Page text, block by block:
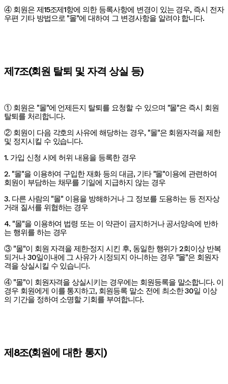
④ 회원은 제15조제1항에 의한 등록사항에 변경이 있는 경우, 즉시 전자
우편 기타 방법으로 "몰"에 대하여 그 변경사항을 알려야 합니다.
제7조(회원 탈퇴 및 자격 상실 등)
① 회원은 "몰"에 언제든지 탈퇴를 요청할 수 있으며 "몰"은 즉시 회원
탈퇴를 처리합니다.
② 회원이 다음 각호의 사유에 해당하는 경우, "몰"은 회원자격을 제한
및 정지시킬 수 있습니다.
1. 가입 신청 시에 허위 내용을 등록한 경우
2. "몰"을 이용하여 구입한 재화 등의 대금, 기타 "몰"이용에 관련하여
회원이 부담하는 채무를 기일에 지급하지 않는 경우
3. 다른 사람의 "몰" 이용을 방해하거나 그 정보를 도용하는 등 전자상
거래 질서를 위협하는 경우
4. "몰"을 이용하여 법령 또는 이 약관이 금지하거나 공서양속에 반하
는 행위를 하는 경우
③ "몰"이 회원 자격을 제한·정지 시킨 후, 동일한 행위가 2회이상 반복
되거나 30일이내에 그 사유가 시정되지 아니하는 경우 "몰"은 회원자
격을 상실시킬 수 있습니다.
④ "몰"이 회원자격을 상실시키는 경우에는 회원등록을 말소합니다. 이
경우 회원에게 이를 통지하고, 회원등록 말소 전에 최소한 30일 이상
의 기간을 정하여 소명할 기회를 부여합니다.
제8조(회원에 대한 통지)